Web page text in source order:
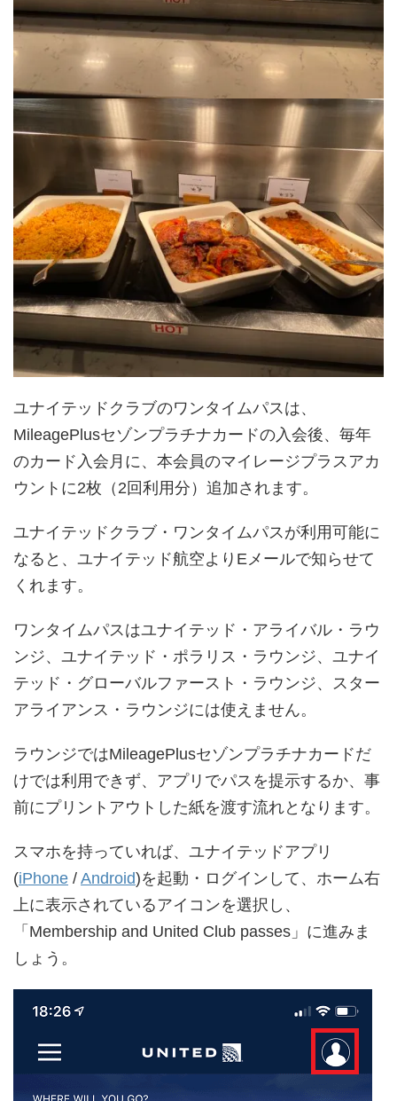
ユナイテッドクラブのワンタイムパスは、
MileagePlusセゾンプラチナカードの入会後、毎年
のカード入会月に、本会員のマイレージプラスアカ
ウントに2枚（2回利用分）追加されます。
ユナイテッドクラブ・ワンタイムパスが利用可能に
なると、ユナイテッド航空よりEメールで知らせて
くれます。
ワンタイムパスはユナイテッド・アライバル・ラウ
ンジ、ユナイテッド・ポラリス・ラウンジ、ユナイ
テッド・グローバルファースト・ラウンジ、スター
アライアンス・ラウンジには使えません。
ラウンジではMileagePlusセゾンプラチナカードだ
けでは利用できず、アプリでパスを提示するか、事
前にプリントアウトした紙を渡す流れとなります。
スマホを持っていれば、ユナイテッドアプリ
(iPhone / Android)を起動・ログインして、ホーム右
上に表示されているアイコンを選択し、
「Membership and United Club passes」に進みま
しょう。